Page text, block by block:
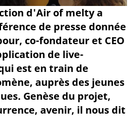
d'Air of melty a
de presse donnée
co-fondateur et CEO
de live-
est en train de
auprès des jeunes
Genèse du projet,
avenir, il nous dit